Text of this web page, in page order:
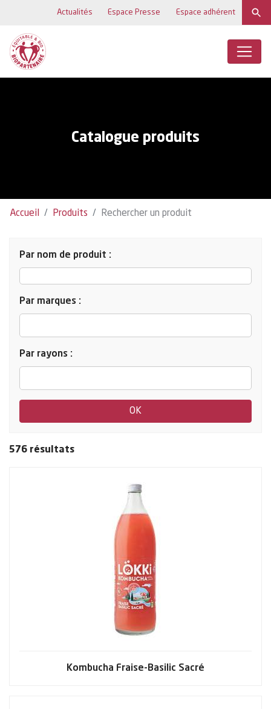
Actualités Espace Presse Espace adhérent
Catalogue produits
Accueil Produits Rechercher un produit
Par nom de produit :
Par marques :
Par rayons :
576 résultats
Kombucha Fraise-Basilic Sacré